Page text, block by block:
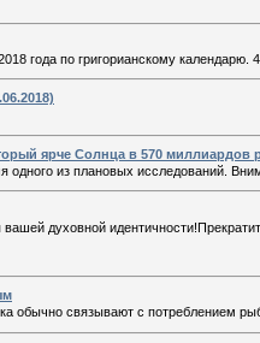
года по григорианскому
ярче Солнца в 570 миллиардов
из плановых исследований.
духовной
обычно связывают с